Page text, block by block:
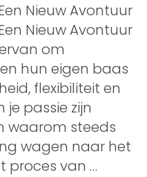
Nieuw Avontuur
Nieuw Avontuur
om
hun eigen baas
flexibiliteit en
passie zijn
waarom steeds
wagen naar het
proces van …